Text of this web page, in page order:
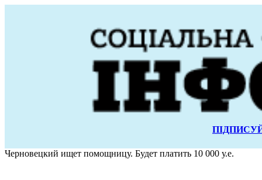
Черновецкий ищет помощницу. Будет платить 10 000 у.е.